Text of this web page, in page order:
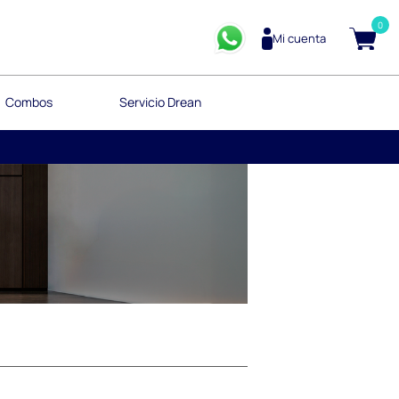
Mi cuenta
0
Combos Servicio Drean